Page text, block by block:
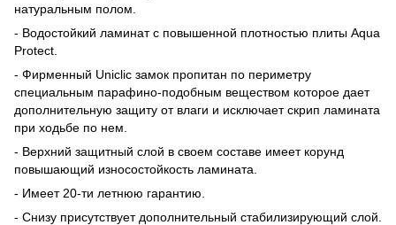
натуральным полом.
- Водостойкий ламинат с повышенной плотностью плиты Aqua
Protect.
- Фирменный Uniclic замок пропитан по периметру
специальным парафино-подобным веществом которое дает
дополнительную защиту от влаги и исключает скрип ламината
при ходьбе по нем.
- Верхний защитный слой в своем составе имеет корунд
повышающий износостойкость ламината.
- Имеет 20-ти летнюю гарантию.
- Снизу присутствует дополнительный стабилизирующий слой.